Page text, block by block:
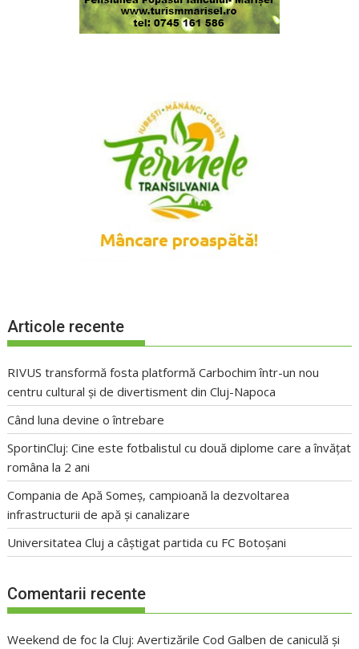
Articole recente
RIVUS transformă fosta platformă Carbochim într-un nou
centru cultural și de divertisment din Cluj-Napoca
Când luna devine o întrebare
SportinCluj: Cine este fotbalistul cu două diplome care a învățat
româna la 2 ani
Compania de Apă Someș, campioană la dezvoltarea
infrastructurii de apă și canalizare
Universitatea Cluj a câștigat partida cu FC Botoșani
Comentarii recente
Weekend de foc la Cluj: Avertizările Cod Galben de caniculă și